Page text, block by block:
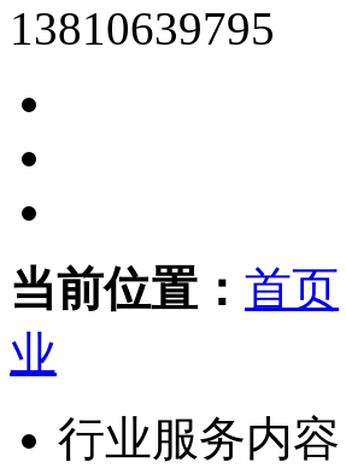
13810639795
当前位置： 首页
业
行业服务内容